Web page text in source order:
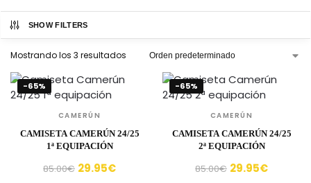
SHOW FILTERS
Mostrando los 3 resultados
-65%
CAMERÚN
CAMISETA CAMERÚN 24/25
1ª EQUIPACIÓN
85.00€ 29.95€
-65%
CAMERÚN
CAMISETA CAMERÚN 24/25
2ª EQUIPACIÓN
85.00€ 29.95€